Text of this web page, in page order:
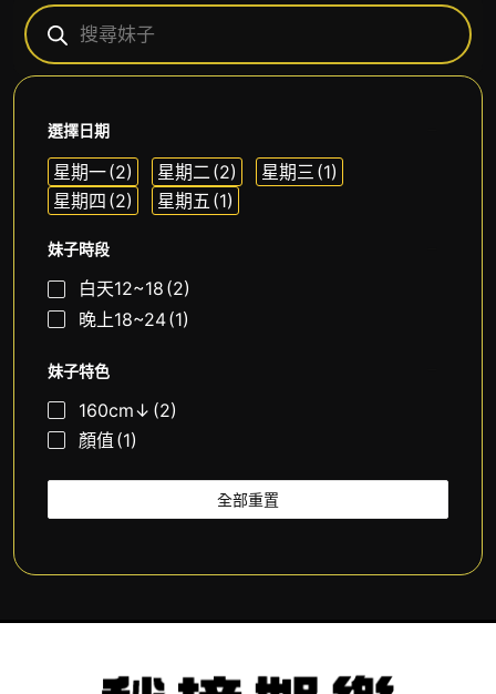
選擇日期
星期一(2) 星期二(2) 星期三 (1)
星期四 (2) 星期五 (1)
妹子時段
白天12~18 (2)
晚上18~24(1)
妹子特色
160cm↓ (2)
顏值 (1)
全部重置